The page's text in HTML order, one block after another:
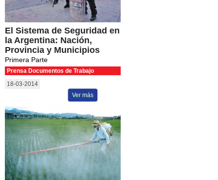
El Sistema de Seguridad en
la Argentina: Nación,
Provincia y Municipios
Primera Parte
Prensa Documentos de Trabajo
18-03-2014
Ver más